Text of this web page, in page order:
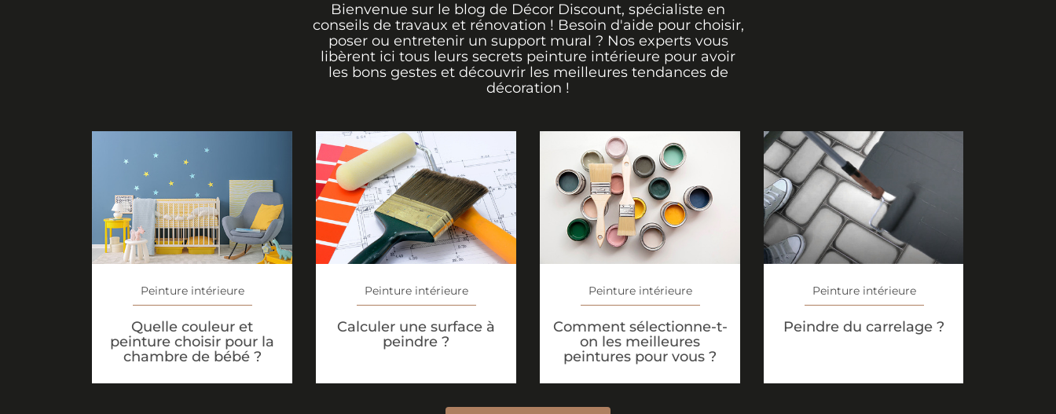
Bienvenue sur le blog de Décor Discount, spécialiste en
conseils de travaux et rénovation ! Besoin d'aide pour choisir,
poser ou entretenir un support mural ? Nos experts vous
libèrent ici tous leurs secrets peinture intérieure pour avoir
les bons gestes et découvrir les meilleures tendances de
décoration !
Peinture intérieure
Quelle couleur et
peinture choisir pour la
chambre de bébé ?
Peinture intérieure
Calculer une surface à
peindre ?
Peinture intérieure
Comment sélectionne-t-
on les meilleures
peintures pour vous ?
Peinture intérieure
Peindre du carrelage ?